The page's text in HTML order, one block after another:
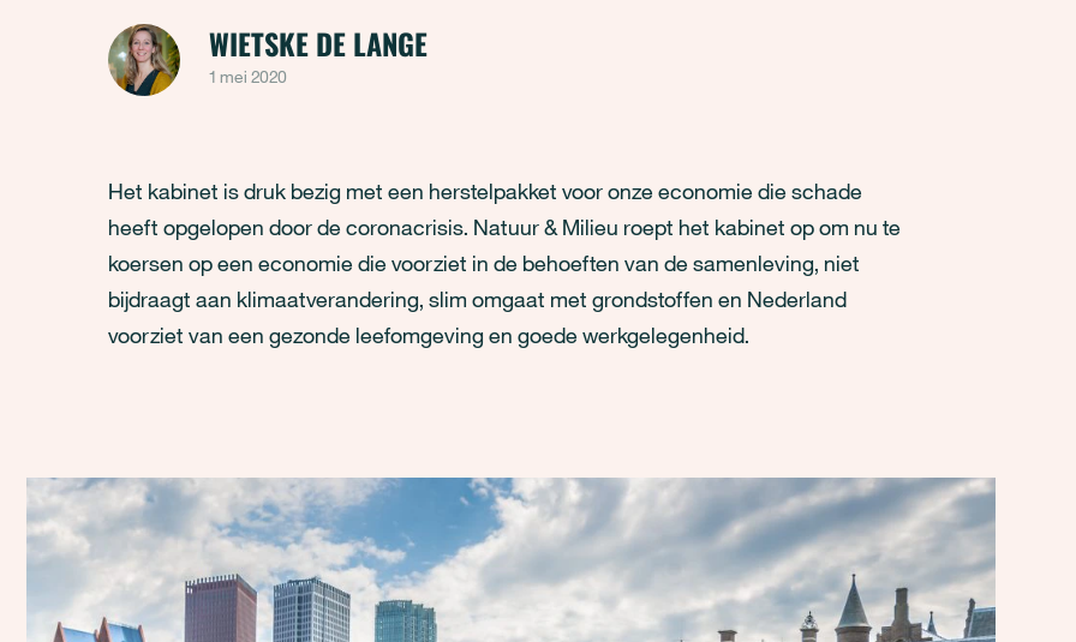
WIETSKE DE LANGE
1 mei 2020
Het kabinet is druk bezig met een herstelpakket voor onze economie die schade
heeft opgelopen door de coronacrisis. Natuur & Milieu roept het kabinet op om nu te
koersen op een economie die voorziet in de behoeften van de samenleving, niet
bijdraagt aan klimaatverandering, slim omgaat met grondstoffen en Nederland
voorziet van een gezonde leefomgeving en goede werkgelegenheid.